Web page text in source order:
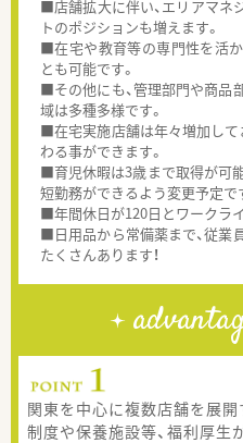
■店舗拡大に伴い、エリアマネ
トのポジションも増えます。
■在宅や教育等の専門性を活
とも可能です。
■その他にも、管理部門や商品
域は多種多様です。
■在宅実施店舗は年々増加して
わる事ができます。
■育児休暇は3歳まで取得が可
短勤務ができるよう変更予定で
■年間休日が120日とワークラ
■日用品から常備薬まで、従業
たくさんあります！
関東を中心に複数店舗を展
制度や保養施設等、福利厚生